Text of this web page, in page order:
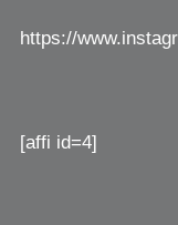
https://
[affi id=4]